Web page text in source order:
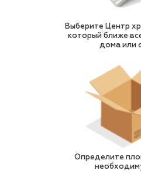
Выберите Центр
который ближе
дома или
Определите